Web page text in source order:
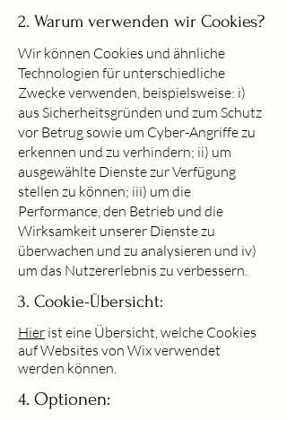
2. Warum verwenden wir Cookies?
Wir können Cookies und ähnliche
Technologien für unterschiedliche
Zwecke verwenden, beispielsweise: i)
aus Sicherheitsgründen und zum Schutz
vor Betrug sowie um Cyber-Angriffe zu
erkennen und zu verhindern; ii) um
ausgewählte Dienste zur Verfügung
stellen zu können; iii) um die
Performance, den Betrieb und die
Wirksamkeit unserer Dienste zu
überwachen und zu analysieren und iv)
um das Nutzererlebnis zu verbessern.
3. Cookie-Übersicht:
Hier ist eine Übersicht, welche Cookies
auf Websites von Wix verwendet
werden können.
4. Optionen: